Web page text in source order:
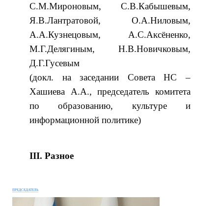
С.М.Мироновым, С.В.Кабышевым,
Я.В.Лантратовой, О.А.Ниловым,
А.А.Кузнецовым, А.С.Аксёненко,
М.Г.Делягиным, Н.В.Новичковым,
Д.Г.Гусевым
(докл. на заседании Совета НС –
Хашиева А.А., председатель комитета
по образованию, культуре и
информационной политике)
III. Разное
ПРЕДСЕДАТЕЛЬ